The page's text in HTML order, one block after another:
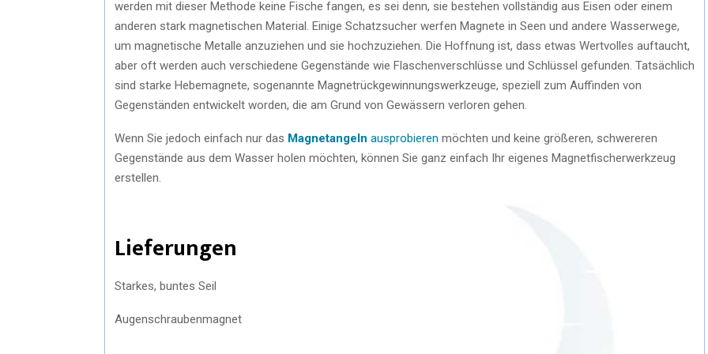
werden mit dieser Methode keine Fische fangen, es sei denn, sie bestehen vollständig aus Eisen oder einem
anderen stark magnetischen Material. Einige Schatzsucher werfen Magnete in Seen und andere Wasserwege,
um magnetische Metalle anzuziehen und sie hochzuziehen. Die Hoffnung ist, dass etwas Wertvolles auftaucht,
aber oft werden auch verschiedene Gegenstände wie Flaschenverschlüsse und Schlüssel gefunden. Tatsächlich
sind starke Hebemagnete, sogenannte Magnetrückgewinnungswerkzeuge, speziell zum Auffinden von
Gegenständen entwickelt worden, die am Grund von Gewässern verloren gehen.
Wenn Sie jedoch einfach nur das Magnetangeln ausprobieren möchten und keine größeren, schwereren
Gegenstände aus dem Wasser holen möchten, können Sie ganz einfach Ihr eigenes Magnetfischerwerkzeug
erstellen.
Lieferungen
Starkes, buntes Seil
Augenschraubenmagnet